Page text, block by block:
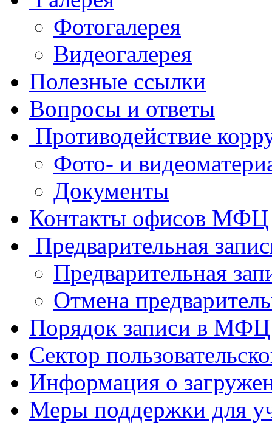
Фотогалерея
Видеогалерея
Полезные ссылки
Вопросы и ответы
Противодействие
Фото- и
Документы
Контакты офисов МФЦ
Предварительная
Предварительная
Отмена
Порядок записи в МФЦ
Сектор
Информация о
Меры поддержки для